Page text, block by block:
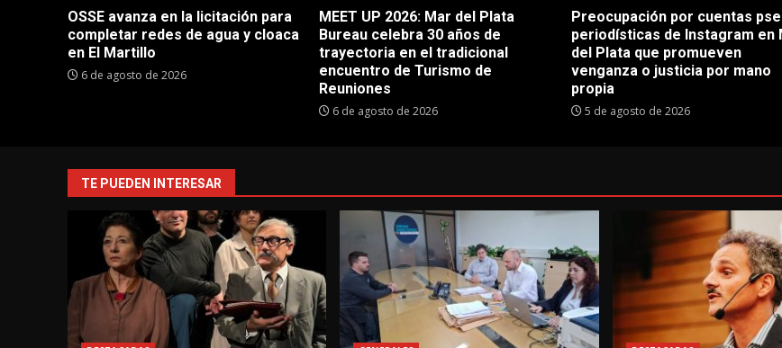
OSSE avanza en la licitación para
completar redes de agua y cloaca
en El Martillo
6 de agosto de 2026
MEET UP 2026: Mar del Plata
Bureau celebra 30 años de
trayectoria en el tradicional
encuentro de Turismo de
Reuniones
6 de agosto de 2026
Preocupación por cuentas
periodísticas de Instagram en
del Plata que promueven
venganza o justicia por mano
propia
5 de agosto de 2026
TE PUEDEN INTERESAR